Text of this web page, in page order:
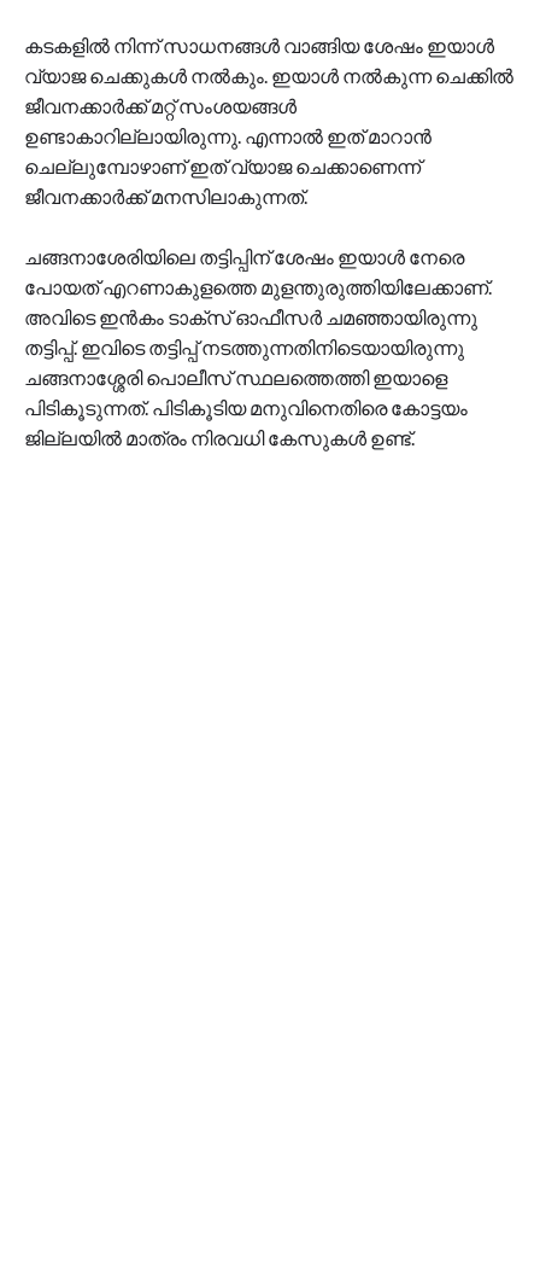
കടകളിൽ നിന്ന് സാധനങ്ങൾ വാങ്ങിയ ശേഷം ഇയാൾ
വ്യാജ ചെക്കുകൾ നൽകും. ഇയാൾ നൽകുന്ന ചെക്കിൽ
ജീവനക്കാർക്ക് മറ്റ് സംശയങ്ങൾ
ഉണ്ടാകാറില്ലായിരുന്നു. എന്നാൽ ഇത് മാറാൻ
ചെല്ലുമ്പോഴാണ് ഇത് വ്യാജ ചെക്കാണെന്ന്
ജീ‌വനക്കാ‍ർക്ക് മനസിലാകുന്നത്.
ചങ്ങനാശേരിയിലെ തട്ടിപ്പിന് ശേഷം ഇയാൾ നേരെ
പോയത് എറണാകുളത്തെ മുളന്തുരുത്തിയിലേക്കാണ്.
അവിടെ ഇൻകം ടാക്സ് ഓഫീസർ ചമഞ്ഞായിരുന്നു
തട്ടിപ്പ്. ഇവിടെ തട്ടിപ്പ് നടത്തുന്നതിനിടെയായിരുന്നു
ചങ്ങനാശ്ശേരി പൊലീസ് സ്ഥലത്തെത്തി ഇയാളെ
പിടികൂടുന്നത്. പിടികൂടിയ മനുവിനെതിരെ കോട്ടയം
ജില്ലയിൽ മാത്രം നിരവധി കേസുകൾ ഉണ്ട്.